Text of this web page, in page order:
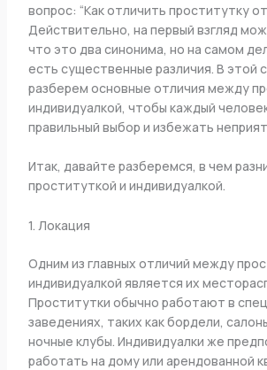
вопрос: “Как отличить проститутку
Действительно, на первый взгляд
что это два синонима, но на самом
есть существенные различия. В этой
разберем основные отличия между
индивидуалкой, чтобы каждый
правильный выбор и избежать
Итак, давайте разберемся, в чем
проституткой и индивидуалкой.
1. Локация
Одним из главных отличий между
индивидуалкой является их
Проститутки обычно работают в
заведениях, таких как бордели,
ночные клубы. Индивидуалки же
работать на дому или арендованной